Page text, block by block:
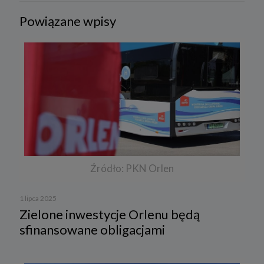
Powiązane wpisy
Źródło: PKN Orlen
1 lipca 2025
Zielone inwestycje Orlenu będą
sfinansowane obligacjami